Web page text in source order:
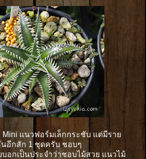
แนวฟอร์มเล็กกระชับ แต่มีราย
นอีกสัก 1 ชุดครับ ชอบๆ
อกเป็นประจำว่าชอบไม้สวย แนวไม้